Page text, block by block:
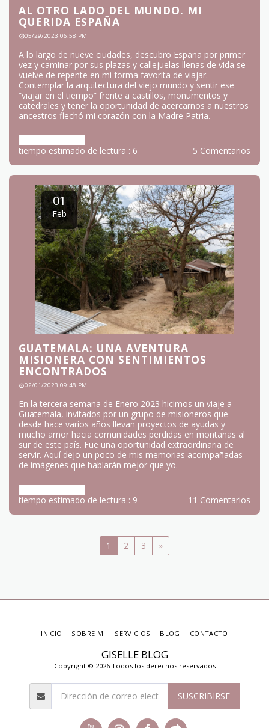
AL OTRO LADO DEL MUNDO. MI
QUERIDA ESPAÑA
05/29/2023 06:58 PM
A lo largo de nueve ciudades, descubro España por primer
vez y caminar por sus plazas y callejuelas llenas de vida se
Contemplar la arquitectura del viejo mundo y sentir ese
“viajar en el tiempo” frente a castillos, monumentos y
catedrales y tener la oportunidad de acercarnos a nuestros
ancestros flechó mi corazón con la Madre Patria.
Más información
tiempo estimado de lectura : 6
5 Comentarios
01
Feb
GUATEMALA: UNA AVENTURA
MISIONERA CON SENTIMIENTOS
ENCONTRADOS
02/01/2023 09:48 PM
En la tercera semana de Enero 2023 hicimos un viaje a
Guatemala, invitados por un grupo de misioneros que
mucho amor hacia comunidades perdidas en montañas al
sur de este país. Fue una oportunidad extraordinaria de
servir. Aquí dejo un poco de mis memorias acompañadas
de imágenes que hablarán mejor que yo.
tiempo estimado de lectura : 9
1 2 3 »
GISELLE BLOG
Copyright © 2026 Todos los derechos reservados
INICIO SOBRE MI SERVICIOS BLOG CONTACTO